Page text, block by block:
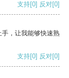
支持[0] 反对[0]
，让我能够快速熟
支持[0] 反对[0]